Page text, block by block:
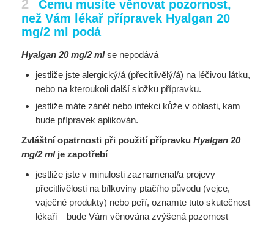
2
Čemu musíte věnovat pozornost,
než Vám lékař přípravek Hyalgan 20
mg/2 ml podá
Hyalgan 20 mg/2 mlse nepodává
jestliže jste alergický/á (přecitlivělý/á) na léčivou látku,
nebo na kteroukoli další složku přípravku.
jestliže máte zánět nebo infekci kůže v oblasti, kam
bude přípravek aplikován.
Zvláštní opatrnosti při použití přípravku Hyalgan 20
mg/2 mlje zapotřebí
jestliže jste v minulosti zaznamenal/a projevy
přecitlivělosti na bílkoviny ptačího původu (vejce,
vaječné produkty) nebo peří, oznamte tuto skutečnost
lékaři – bude Vám věnována zvýšená pozornost